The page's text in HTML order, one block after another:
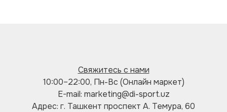
Свяжитесь с нами
10:00–22:00, Пн-Вс (Онлайн маркет)
E-mail: marketing@di-sport.uz
Адрес: г. Ташкент проспект А. Темура, 60